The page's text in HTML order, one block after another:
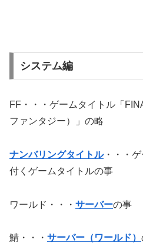
システム編
FF・・・ゲームタイトル「
ファンタジー）」の略
ナンバリングタイトル・・・
付くゲームタイトルの事
ワールド・・・ サーバーの事
鯖・・・ サーバー（ワールド）